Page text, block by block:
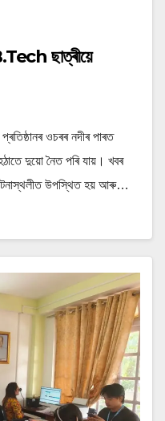
ছাত্ৰীয়ে
ওচৰৰ নদীৰ পাৰত
দুয়ো নৈত পৰি যায়। খবৰ
উপস্থিত হয় আৰু…